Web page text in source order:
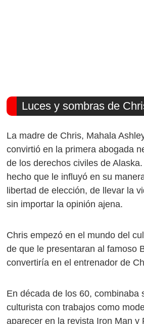
Luces y sombras de
La madre de Chris, Mahala
convirtió en la primera abogada
de los derechos civiles de
hecho que le influyó en su
libertad de elección, de llevar la
sin importar la opinión ajena.
Chris empezó en el mundo del
de que le presentaran al famoso
convertiría en el entrenador de
En década de los 60, combinaba
culturista con trabajos como
aparecer en la revista Iron Man y